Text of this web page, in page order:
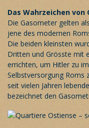
Das Wahrzeichen
Die Gasometer gelten
jene des modernen
Die beiden kleinsten
Dritten und Grösste mit
errichten, um Hitler zu
Selbstversorgung Roms
seit vielen Jahren
bezeichnet den